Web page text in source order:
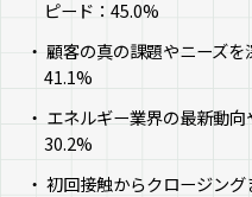
ピード：45.0%
顧客の真の課題やニーズを
41.1%
エネルギー業界の最新動
30.2%
初回接触からクロージン